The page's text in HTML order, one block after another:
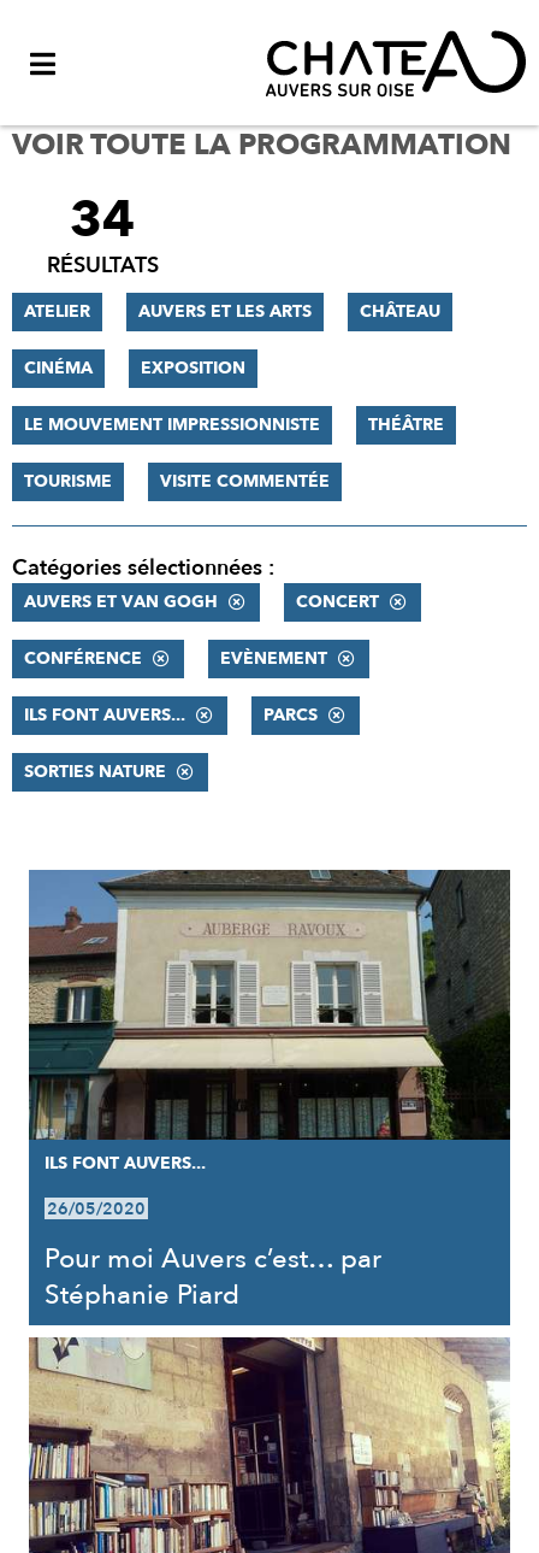
VOIR TOUTE LA PROGRAMMATION
FILTRER
RÉSULTATS
34
RÉSULTATS
ATELIER AUVERS ET LES ARTS CHÂTEAU
CINÉMA EXPOSITION
LE MOUVEMENT IMPRESSIONNISTE THÉÂTRE
TOURISME VISITE COMMENTÉE
Catégories sélectionnées :
AUVERS ET VAN GOGH CONCERT
CONFÉRENCE EVÈNEMENT
ILS FONT AUVERS... PARCS
SORTIES NATURE
RÉSULTATS
ILS FONT AUVERS...
26/05/2020
Pour moi Auvers c’est… par
Stéphanie Piard